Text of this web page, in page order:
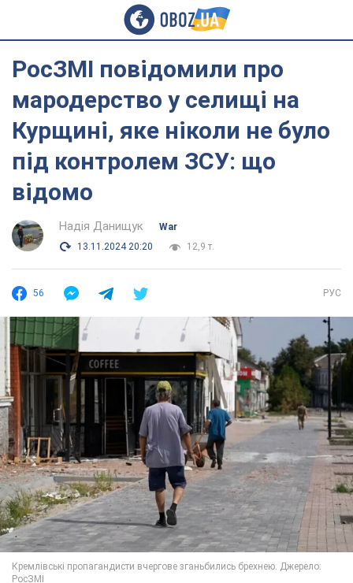
РосЗМІ повідомили про
мародерство у селищі на
Курщині, яке ніколи не було
під контролем ЗСУ: що
відомо
Надія Данищук
War
13.11.2024 20:20
12,9 т.
56 РУС